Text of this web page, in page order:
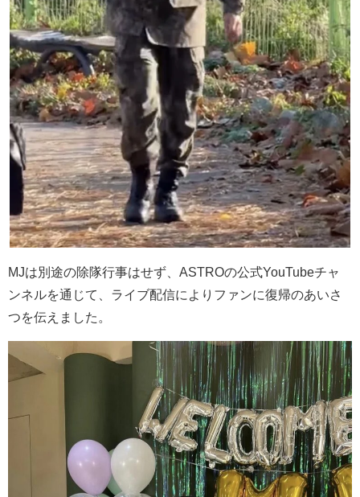
MJは別途の除隊行事はせず、 ASTROの公式YouTubeチャ
ンネルを通じて、ライブ配信によりファンに復帰のあいさ
つを伝えました。